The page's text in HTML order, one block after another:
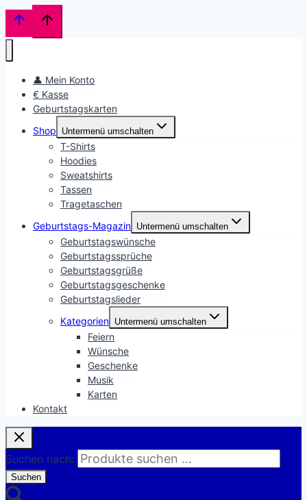
👤 Mein Konto
€ Kasse
Geburtstagskarten
Shop
Untermenü umschalten
T-Shirts
Hoodies
Sweatshirts
Tassen
Tragetaschen
Geburtstags-Magazin Untermenü umschalten
Geburtstagswünsche
Geburtstagssprüche
Geburtstagsgrüße
Geburtstagsgeschenke
Geburtstagslieder
Kategorien Untermenü umschalten
Feiern
Wünsche
Geschenke
Musik
Karten
Kontakt
Suchen nach:
Suchen